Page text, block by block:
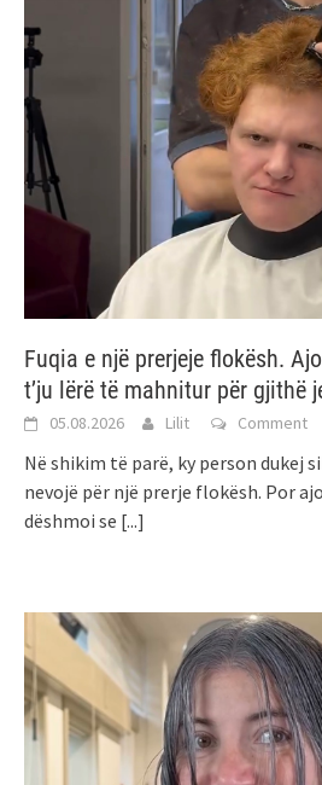
Fuqia e një prerjeje flokësh.
t’ju lërë të mahnitur për gjithë
05.08.2026 Lilit Comment
Në shikim të parë, ky person dukej
nevojë për një prerje flokësh. Por
dëshmoi se [...]